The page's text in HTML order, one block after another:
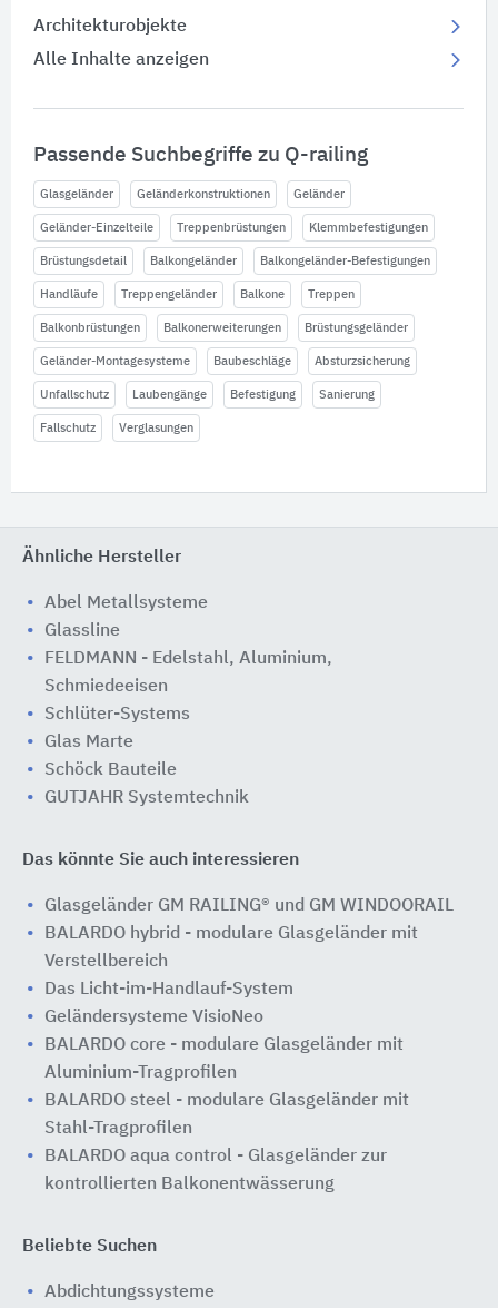
Architekturobjekte
Alle Inhalte anzeigen
Passende Suchbegriffe zu Q-railing
Glasgeländer Geländerkonstruktionen Geländer
Geländer-Einzelteile Treppenbrüstungen Klemmbefestigungen
Brüstungsdetail Balkongeländer Balkongeländer-Befestigungen
Handläufe Treppengeländer Balkone Treppen
Balkonbrüstungen Balkonerweiterungen Brüstungsgeländer
Geländer-Montagesysteme Baubeschläge Absturzsicherung
Unfallschutz Laubengänge Befestigung Sanierung
Fallschutz Verglasungen
Ähnliche Hersteller
Abel Metallsysteme
Glassline
FELDMANN - Edelstahl, Aluminium,
Schmiedeeisen
Schlüter-Systems
Glas Marte
Schöck Bauteile
GUTJAHR Systemtechnik
Das könnte Sie auch interessieren
Glasgeländer GM RAILING® und GM WINDOORAIL
BALARDO hybrid - modulare Glasgeländer mit
Verstellbereich
Das Licht-im-Handlauf-System
Geländersysteme VisioNeo
BALARDO core - modulare Glasgeländer mit
Aluminium-Tragprofilen
BALARDO steel - modulare Glasgeländer mit
Stahl-Tragprofilen
BALARDO aqua control - Glasgeländer zur
kontrollierten Balkonentwässerung
Beliebte Suchen
Abdichtungssysteme